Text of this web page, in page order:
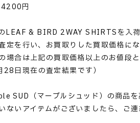
円
LEAF & BIRD 2WAY SHIRTSを入荷
定を行い、お買取りした買取価格にな
場合は上記の買取価格以上のお値段と
日現在の査定結果です）
SUD（マーブルシュッド）の商品を
ないアイテムがございましたら、ご連